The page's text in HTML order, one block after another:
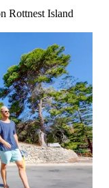
Rottnest Island